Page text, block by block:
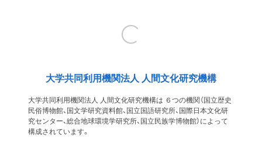
大学共同利用機関法人 人間文化研究機構
大学共同利用機関法人 人間文化研究機構は ６つの機関（国立歴史
民俗博物館、国文学研究資料館、国立国語研究所、国際日本文化研
究センター、総合地球環境学研究所、国立民族学博物館）によって
構成されています。